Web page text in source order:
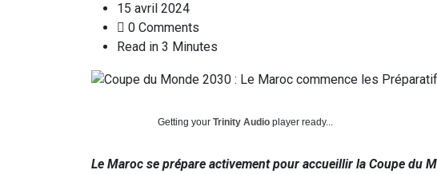
15 avril 2024
0 Comments
Read in 3 Minutes
Getting your Trinity Audio player ready...
Le Maroc se prépare activement pour accueillir la Coupe du